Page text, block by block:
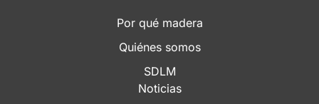
Por qué madera
Quiénes somos
SDLM
Noticias